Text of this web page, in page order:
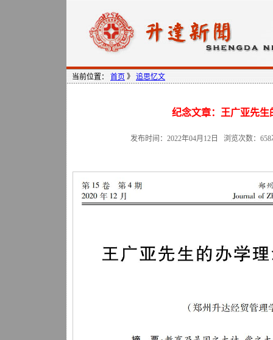
当前位置： 首页 》 追思忆文
纪念文章：王广亚先
发布时间：2022年04月12日 浏览次数： 658